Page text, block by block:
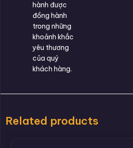
hành được
đồng hành
trong những
khoảnh khắc
yêu thương
của quý
khách hàng.
Related products